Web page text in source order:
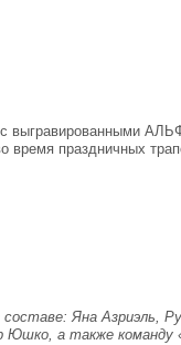
выгравированными
время праздничных
Яна Азриэль,
Юшко, а также команду